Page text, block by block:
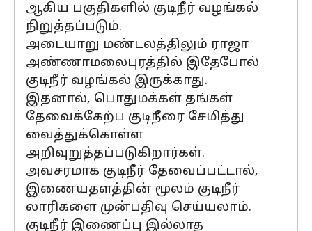
ஆகிய பகுதிகளில் குடிநீர் வழங்கல்
நிறுத்தப்படும்.
அடையாறு மண்டலத்திலும் ராஜா
அண்ணாமலைபுரத்தில் இதேபோல்
குடிநீர் வழங்கல் இருக்காது.
இதனால், பொதுமக்கள் தங்கள்
தேவைக்கேற்ப குடிநீரை சேமித்து
வைத்துக்கொள்ள
அறிவுறுத்தப்படுகிறார்கள்.
அவசரமாக குடிநீர் தேவைப்பட்டால்,
இணையதளத்தின் மூலம் குடிநீர்
லாரிகளை முன்பதிவு செய்யலாம்.
குடிநீர் இணைப்பு இல்லாத